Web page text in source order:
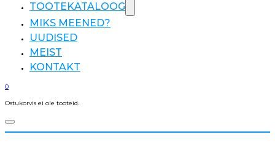
TOOTEKATALOOG
MIKS MEENED?
UUDISED
MEIST
KONTAKT
0
Ostukorvis ei ole tooteid.